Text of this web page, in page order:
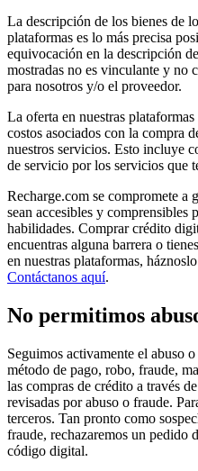
La descripción de los bienes de
plataformas es lo más precisa
equivocación en la descripción
mostradas no es vinculante y no
para nosotros y/o el proveedor.
La oferta en nuestras
costos asociados con la compra
nuestros servicios. Esto incluye
de servicio por los servicios que
Recharge.com se compromete a
sean accesibles y comprensibles
habilidades. Comprar crédito
encuentras alguna barrera o
en nuestras plataformas,
Contáctanos aquí.
No permitimos
Seguimos activamente el abuso
método de pago, robo, fraude,
las compras de crédito a través
revisadas por abuso o fraude.
terceros. Tan pronto como
fraude, rechazaremos un pedido
código digital.